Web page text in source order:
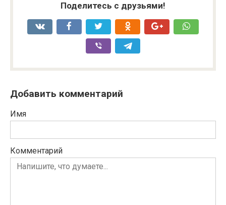
Поделитесь с друзьями!
Добавить комментарий
Имя
Комментарий